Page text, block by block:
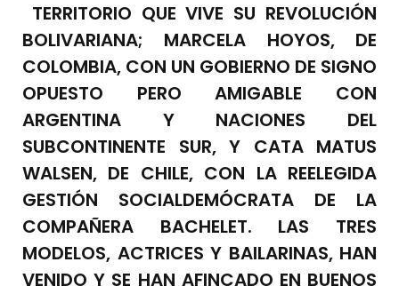
TERRITORIO QUE VIVE SU REVOLUCIÓN
BOLIVARIANA; MARCELA HOYOS, DE
COLOMBIA, CON UN GOBIERNO DE SIGNO
OPUESTO PERO AMIGABLE CON
ARGENTINA Y NACIONES DEL
SUBCONTINENTE SUR, Y CATA MATUS
WALSEN, DE CHILE, CON LA REELEGIDA
GESTIÓN SOCIALDEMÓCRATA DE LA
COMPAÑERA BACHELET. LAS TRES
MODELOS, ACTRICES Y BAILARINAS, HAN
VENIDO Y SE HAN AFINCADO EN BUENOS